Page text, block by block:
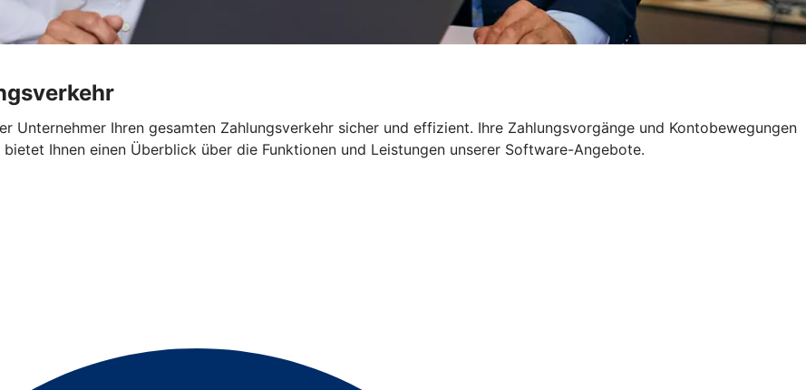
Unternehmer Ihren gesamten Zahlungsverkehr sicher und effizient. Ihre Zahlungsvorgänge und Kontobewegungen
Ihnen einen Überblick über die Funktionen und Leistungen unserer Software-Angebote.